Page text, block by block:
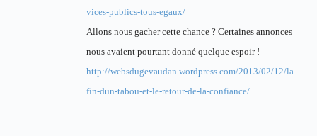
vices-publics-tous-egaux/
Allons nous gacher cette chance ? Certaines annonces
nous avaient pourtant donné quelque espoir !
http://websdugevaudan.wordpress.com/2013/02/12/la-
fin-dun-tabou-et-le-retour-de-la-confiance/